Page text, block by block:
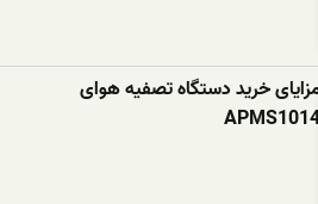
خرید دستگاه تصفیه هوای